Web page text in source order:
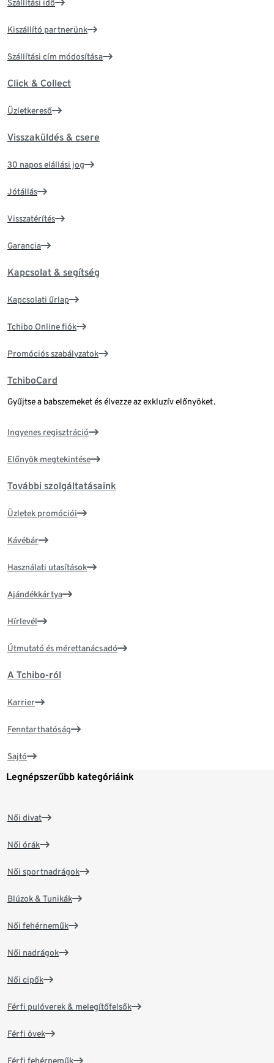
Szállítási idő
Kiszállító partnerünk
Szállítási cím módosítása
Click & Collect
Üzletkereső
Visszaküldés & csere
30 napos elállási jog
Jótállás
Visszatérítés
Garancia
Kapcsolat & segítség
Kapcsolati űrlap
Tchibo Online fiók
Promóciós szabályzatok
TchiboCard
Gyűjtse a babszemeket és élvezze az exkluzív előnyöket.
Ingyenes regisztráció
Előnyök megtekintése
További szolgáltatásaink
Üzletek promóciói
Kávébár
Használati utasítások
Ajándékkártya
Hírlevél
Útmutató és mérettanácsadó
A Tchibo-ról
Karrier
Fenntarthatóság
Sajtó
Legnépszerűbb kategóriáink
Női divat
Női órák
Női sportnadrágok
Blúzok & Tunikák
Női fehérneműk
Női nadrágok
Női cipők
Férfi pulóverek & melegítőfelsők
Férfi övek
Férfi fehérneműk